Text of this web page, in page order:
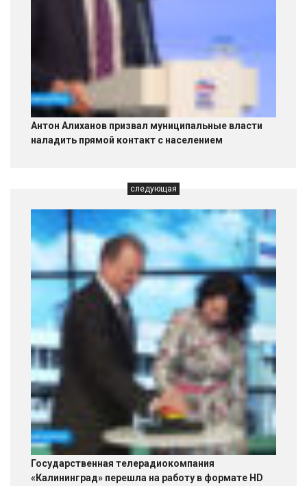
Антон Алиханов призвал муниципальные власти
наладить прямой контакт с населением
следующая
Государственная телерадиокомпания
«Калининград» перешла на работу в формате HD